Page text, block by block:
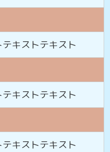
キストテキスト
キストテキスト
キストテキスト